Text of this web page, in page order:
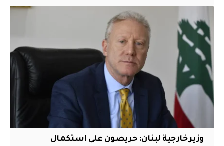
وزير خارجية لبنان: حريصون على استكمال